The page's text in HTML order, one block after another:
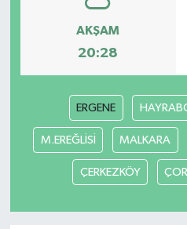
AKŞAM
20:28
ERGENE
M.EREĞLİSİ MALKARA
ÇERKEZKÖY